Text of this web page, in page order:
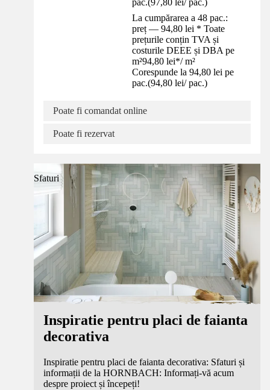
pac.(97,80 lei/ pac.)
La cumpărarea a 48 pac.:
preț — 94,80 lei * Toate
prețurile conțin TVA și
costurile DEEE și DBA pe
m²94,80 lei*/ m²
Corespunde la 94,80 lei pe
pac.(94,80 lei/ pac.)
Poate fi comandat online
Poate fi rezervat
Sfaturi
Inspiratie pentru placi de faianta
decorativa
Inspiratie pentru placi de faianta decorativa: Sfaturi și
informații de la HORNBACH: Informați-vă acum
despre proiect și începeți!